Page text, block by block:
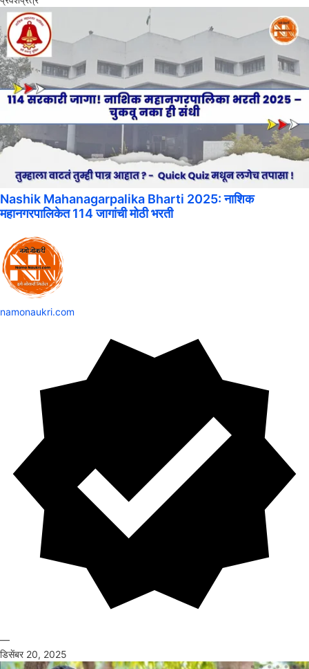
Nashik Mahanagarpalika Bharti 2025: नाशिक
महानगरपालिकेत 114 जागांची मोठी भरती
namonaukri.com
—
डिसेंबर 20, 2025